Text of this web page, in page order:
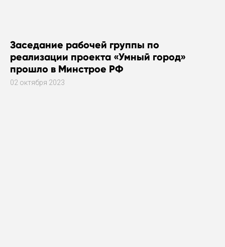
Заседание рабочей группы по
реализации проекта «Умный город»
прошло в Минстрое РФ
02 октября 2023